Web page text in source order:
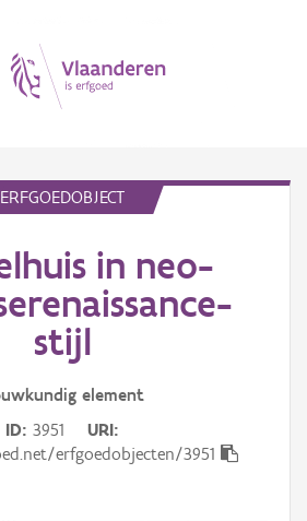
ERFGOEDOBJECT
in neo-
stijl
element
ID 3951
URI
erfgoedobjecten/3951